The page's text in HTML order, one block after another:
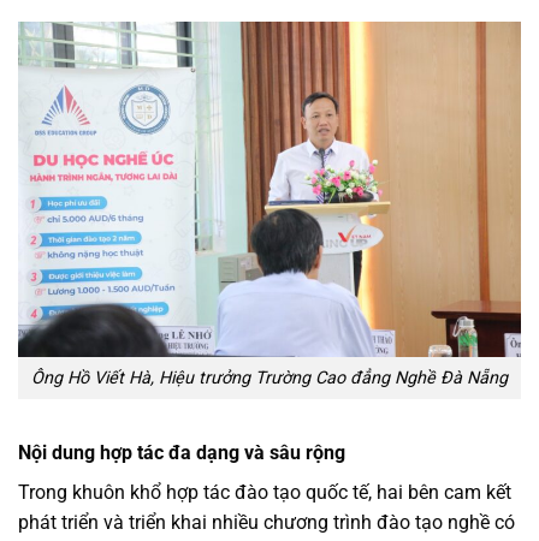
Ông Hồ Viết Hà, Hiệu trưởng Trường Cao đẳng Nghề Đà Nẵng
Nội dung hợp tác đa dạng và sâu rộng
Trong khuôn khổ hợp tác đào tạo quốc tế, hai bên cam kết
phát triển và triển khai nhiều chương trình đào tạo nghề có